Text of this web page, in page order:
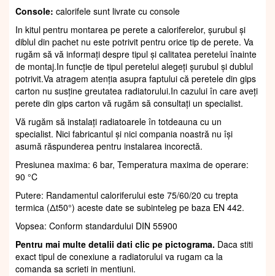
Console: calorifele sunt livrate cu console
In kitul pentru montarea pe perete a caloriferelor, șurubul și
diblul din pachet nu este potrivit pentru orice tip de perete. Va
rugăm să vă informați despre tipul și calitatea peretelui înainte
de montaj.In funcție de tipul peretelui alegeți șurubul și dublul
potrivit.Va atragem atenția asupra faptului că peretele din gips
carton nu susține greutatea radiatorului.In cazului în care aveți
perete din gips carton vă rugăm să consultați un specialist.
Vă rugăm să instalați radiatoarele în totdeauna cu un
specialist. Nici fabricantul și nici compania noastră nu își
asumă răspunderea pentru instalarea incorectă.
Presiunea maxima: 6 bar, Temperatura maxima de operare:
90 °C
Putere: Randamentul caloriferului este 75/60/20 cu trepta
termica (Δt50°) aceste date se subinteleg pe baza EN 442.
Vopsea: Conform standardului DIN 55900
Pentru mai multe detalii dati clic pe pictograma. Daca stiti
exact tipul de conexiune a radiatorului va rugam ca la
comanda sa scrieti in mentiuni.